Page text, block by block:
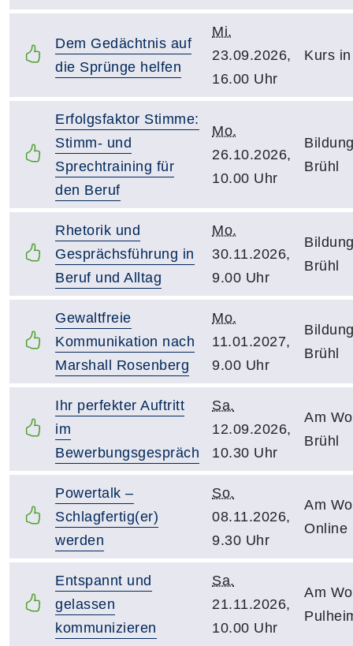
Dem Gedächtnis auf
die Sprünge helfen
Mi.
23.09.2026,
16.00 Uhr
Kurs
Erfolgsfaktor Stimme:
Stimm- und
Sprechtraining für
den Beruf
Mo.
26.10.2026,
10.00 Uhr
Brühl
Rhetorik und
Gesprächsführung in
Beruf und Alltag
Mo.
30.11.2026,
9.00 Uhr
Brühl
Gewaltfreie
Kommunikation nach
Marshall Rosenberg
Mo.
11.01.2027,
9.00 Uhr
Brühl
Ihr perfekter Auftritt
im
Bewerbungsgespräch
Sa.
12.09.2026,
10.30 Uhr
Am
Brühl
Powertalk –
Schlagfertig(er)
werden
So.
08.11.2026,
9.30 Uhr
Am
Online
Entspannt und
gelassen
kommunizieren
Sa.
21.11.2026,
10.00 Uhr
Am